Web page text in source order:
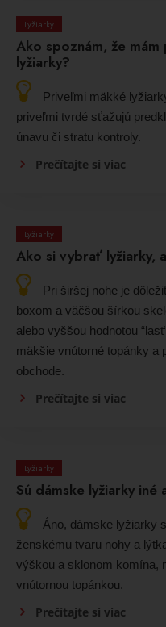
Lyžiarky
Ako spoznám, že
lyžiarky?
Priveľmi mäkké
priveľmi tvrdé sťažujú
únavu či stratu kontroly.
Prečítajte si viac
Lyžiarky
Ako si vybrať lyžiarky,
Pri širšej nohe je
boxom a väčšou šírkou
alebo vyššou hodnotou
mäkšie vnútorné topánky a
obchode.
Prečítajte si viac
Lyžiarky
Sú dámske lyžiarky iné
Áno, dámske lyžiarky
ženskému tvaru nohy a
výškou a sklonom komína,
vnútornou topánkou.
Prečítajte si viac